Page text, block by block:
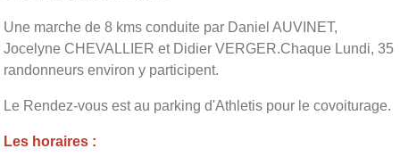
Une marche de 8 kms conduite par Daniel AUVINET,
Jocelyne CHEVALLIER et Didier VERGER.Chaque Lundi, 35
randonneurs environ y participent.
Le Rendez-vous est au parking d'Athletis pour le covoiturage.
Les horaires :